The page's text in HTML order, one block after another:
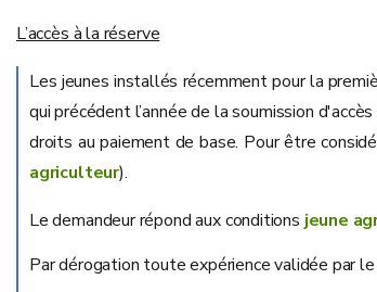
L’accès à la réserve
Les jeunes installés récemment pour la
qui précédent l’année de la soumission
droits au paiement de base. Pour être
agriculteur).
Le demandeur répond aux conditions jeune
Par dérogation toute expérience validée par